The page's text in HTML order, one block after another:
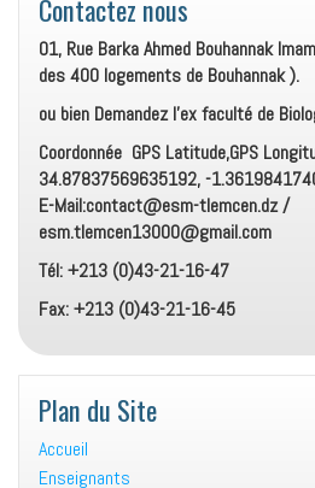
Contactez nous
01, Rue Barka Ahmed Bouhannak
des 400 logements de Bouhannak ).
ou bien Demandez l’ex faculté de
Coordonnée GPS Latitude,GPS
34.87837569635192, -
E-Mail:contact@esm-tlemcen.dz /
esm.tlemcen13000@gmail.com
Tél: +213 (0)43-21-16-47
Fax: +213 (0)43-21-16-45
Plan du Site
Accueil
Enseignants